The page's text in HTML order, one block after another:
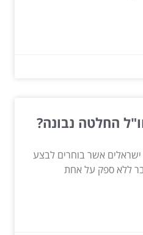
החלטה נבונה?
ישראלים אשר בוחרים לבצע
ללא ספק על אחת